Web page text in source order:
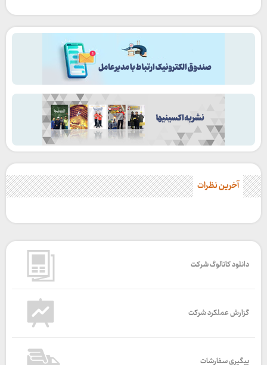
آخرین نظرات
دانلود کاتالوگ شرکت
گزارش عملکرد شرکت
پیگیری سفارشات